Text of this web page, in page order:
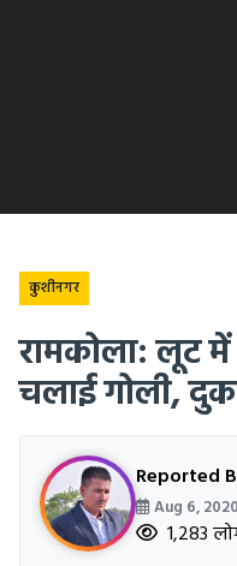
कुशीनगर
रामकोला: लूट
चलाई गोली,
Reported
Aug 6,
1,283